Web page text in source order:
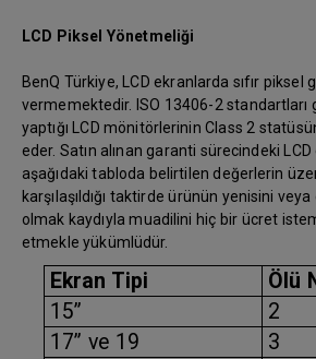
LCD Piksel Yönetmeliği
BenQ Türkiye, LCD ekranlarda sıfır piksel
vermemektedir. ISO 13406-2 standartları
yaptığı LCD mönitörlerinin Class 2
eder. Satın alınan garanti sürecindeki
aşağıdaki tabloda belirtilen değerlerin
karşılaşıldığı taktirde ürünün yenisini
olmak kaydıyla muadilini hiç bir ücret
etmekle yükümlüdür.
Ekran Tipi Ölü
15”
2
17” ve 19
3